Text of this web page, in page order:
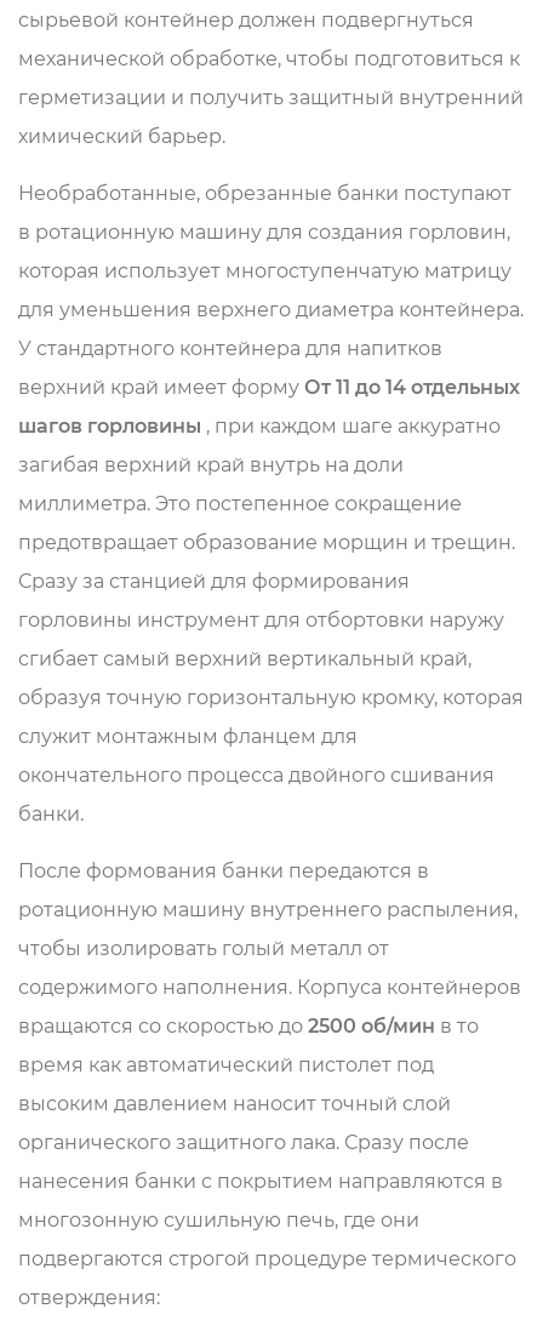
сырьевой контейнер должен подвергнуться
механической обработке, чтобы подготовиться к
герметизации и получить защитный внутренний
химический барьер.
Необработанные, обрезанные банки поступают
в ротационную машину для создания горловин,
которая использует многоступенчатую матрицу
для уменьшения верхнего диаметра контейнера.
У стандартного контейнера для напитков
верхний край имеет форму От 11 до 14 отдельных
шагов горловины , при каждом шаге аккуратно
загибая верхний край внутрь на доли
миллиметра. Это постепенное сокращение
предотвращает образование морщин и трещин.
Сразу за станцией для формирования
горловины инструмент для отбортовки наружу
сгибает самый верхний вертикальный край,
образуя точную горизонтальную кромку, которая
служит монтажным фланцем для
окончательного процесса двойного сшивания
банки.
После формования банки передаются в
ротационную машину внутреннего распыления,
чтобы изолировать голый металл от
содержимого наполнения. Корпуса контейнеров
вращаются со скоростью до 2500 об/мин в то
время как автоматический пистолет под
высоким давлением наносит точный слой
органического защитного лака. Сразу после
нанесения банки с покрытием направляются в
многозонную сушильную печь, где они
подвергаются строгой процедуре термического
отверждения: